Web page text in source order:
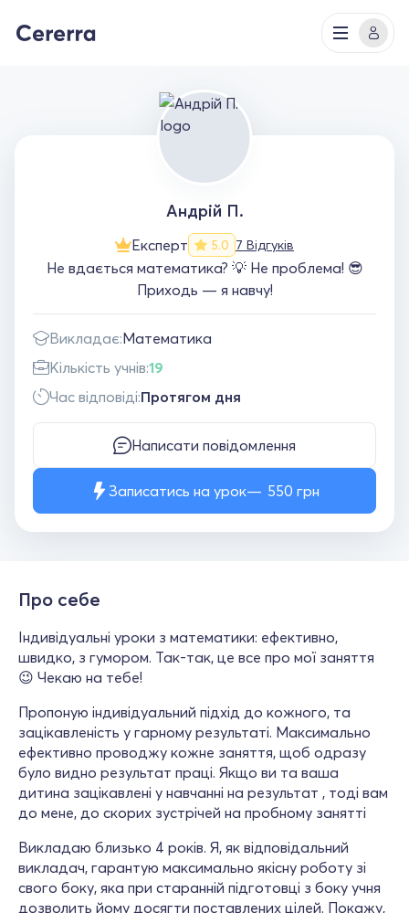
Андрій П.
Експерт 5.0 7 Відгуків
Не вдається математика? 💡 Не проблема! 😎
Приходь — я навчу!
Викладає:Математика
Кількість учнів:19
Час відповіді:Протягом дня
Написати повідомлення
Записатись на урок 550 грн
Про себе
Індивідуальні уроки з математики: ефективно,
швидко, з гумором. Так-так, це все про мої заняття
😉 Чекаю на тебе!
Пропоную індивідуальний підхід до кожного, та
зацікавленість у гарному результаті. Максимально
ефективно проводжу кожне заняття, щоб одразу
було видно результат праці. Якщо ви та ваша
дитина зацікавлені у навчанні на результат , тоді вам
до мене, до скорих зустрічей на пробному занятті
Викладаю близько 4 років. Я, як відповідальний
викладач, гарантую максимально якісну роботу зі
свого боку, яка при старанній підготовці з боку учня
дозволить йому досягти поставлених цілей. Покажу,